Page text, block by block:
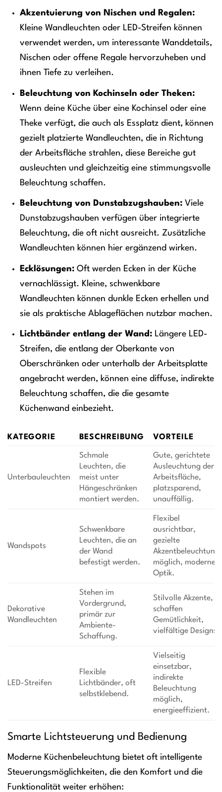
Akzentuierung von Nischen und Regalen:
Kleine Wandleuchten oder LED-Streifen können
verwendet werden, um interessante Wanddetails,
Nischen oder offene Regale hervorzuheben und
ihnen Tiefe zu verleihen.
Beleuchtung von Kochinseln oder Theken:
Wenn deine Küche über eine Kochinsel oder eine
Theke verfügt, die auch als Essplatz dient, können
gezielt platzierte Wandleuchten, die in Richtung
der Arbeitsfläche strahlen, diese Bereiche gut
ausleuchten und gleichzeitig eine stimmungsvolle
Beleuchtung schaffen.
Beleuchtung von Dunstabzugshauben:Viele
Dunstabzugshauben verfügen über integrierte
Beleuchtung, die oft nicht ausreicht. Zusätzliche
Wandleuchten können hier ergänzend wirken.
Ecklösungen:Oft werden Ecken in der Küche
vernachlässigt. Kleine, schwenkbare
Wandleuchten können dunkle Ecken erhellen und
sie als praktische Ablageflächen nutzbar machen.
Lichtbänder entlang der Wand:Längere LED-
Streifen, die entlang der Oberkante von
Oberschränken oder unterhalb der Arbeitsplatte
angebracht werden, können eine diffuse, indirekte
Beleuchtung schaffen, die die gesamte
Küchenwand einbezieht.
KATEGORIE BESCHREIBUNG VORTEILE
Unterbauleuchten
Schmale
Leuchten, die
meist unter
Hängeschränken
montiert werden.
Gute, gerichtete
Ausleuchtung der
Arbeitsfläche,
platzsparend,
unauffällig.
Wandspots
Schwenkbare
Leuchten, die an
der Wand
befestigt werden.
Flexibel
ausrichtbar,
gezielte
Akzentbeleuchtung
möglich, moderne
Optik.
Dekorative
Wandleuchten
Stehen im
Vordergrund,
primär zur
Ambiente-
Schaffung.
Stilvolle Akzente,
schaffen
Gemütlichkeit,
vielfältige Designs.
LED-Streifen
Flexible
Lichtbänder, oft
selbstklebend.
Vielseitig
einsetzbar,
indirekte
Beleuchtung
möglich,
energieeffizient.
Smarte Lichtsteuerung und Bedienung
Moderne Küchenbeleuchtung bietet oft intelligente
Steuerungsmöglichkeiten, die den Komfort und die
Funktionalität weiter erhöhen: